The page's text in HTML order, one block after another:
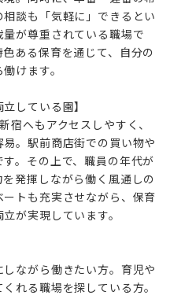
談も「気軽に」できるとい
が尊重されている職場で
ある保育を通じて、自分の
けます。
している園】
宿へもアクセスしやすく、
。駅前商店街での買い物や
。その上で、職員の年代が
発揮しながら働く風通しの
トも充実させながら、保育
が実現しています。
ながら働きたい方。育児や
れる職場を探している方。